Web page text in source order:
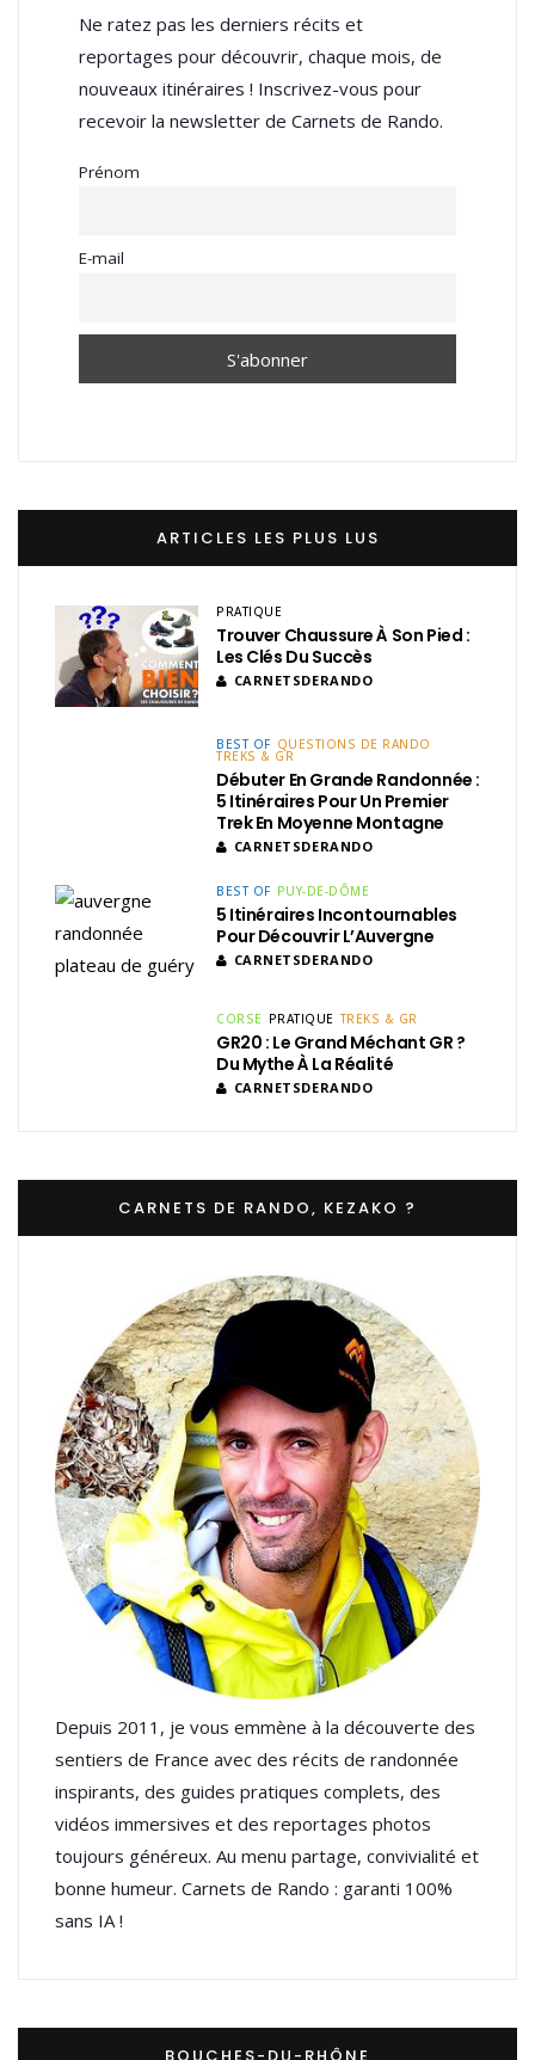
Ne ratez pas les derniers récits et
reportages pour découvrir, chaque mois, de
nouveaux itinéraires ! Inscrivez-vous pour
recevoir la newsletter de Carnets de Rando.
Prénom
E-mail
ARTICLES LES PLUS LUS
PRATIQUE
Trouver Chaussure À Son Pied :
Les Clés Du Succès
CARNETSDERANDO
BEST OF QUESTIONS DE RANDO
TREKS & GR
Débuter En Grande Randonnée :
5 Itinéraires Pour Un Premier
Trek En Moyenne Montagne
CARNETSDERANDO
BEST OF PUY-DE-DÔME
5 Itinéraires Incontournables
Pour Découvrir L’Auvergne
CARNETSDERANDO
CORSE PRATIQUE TREKS & GR
GR20 : Le Grand Méchant GR ?
Du Mythe À La Réalité
CARNETSDERANDO
CARNETS DE RANDO, KEZAKO ?
Depuis 2011, je vous emmène à la découverte des
sentiers de France avec des récits de randonnée
inspirants, des guides pratiques complets, des
vidéos immersives et des reportages photos
toujours généreux. Au menu partage, convivialité et
bonne humeur. Carnets de Rando : garanti 100%
sans IA !